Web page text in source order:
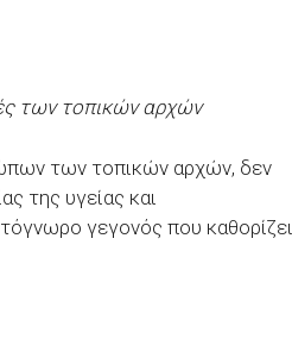
των τοπικών αρχών
των τοπικών αρχών, δεν
της υγείας και
γεγονός που καθορίζει